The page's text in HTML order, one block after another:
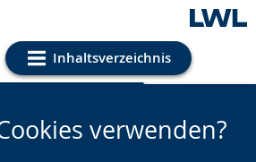
Inhaltsverzeichnis
Einstellungen
verwenden?